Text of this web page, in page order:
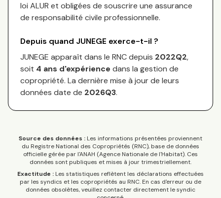
loi ALUR et obligées de souscrire une assurance
de responsabilité civile professionnelle.
Depuis quand JUNEGE exerce-t-il ?
JUNEGE apparaît dans le RNC depuis 2022Q2,
soit 4 ans d'expérience dans la gestion de
copropriété. La dernière mise à jour de leurs
données date de 2026Q3.
Source des données : Les informations présentées proviennent
du Registre National des Copropriétés (RNC), base de données
officielle gérée par l'ANAH (Agence Nationale de l'Habitat). Ces
données sont publiques et mises à jour trimestriellement.
Exactitude : Les statistiques reflètent les déclarations effectuées
par les syndics et les copropriétés au RNC. En cas d'erreur ou de
données obsolètes, veuillez contacter directement le syndic